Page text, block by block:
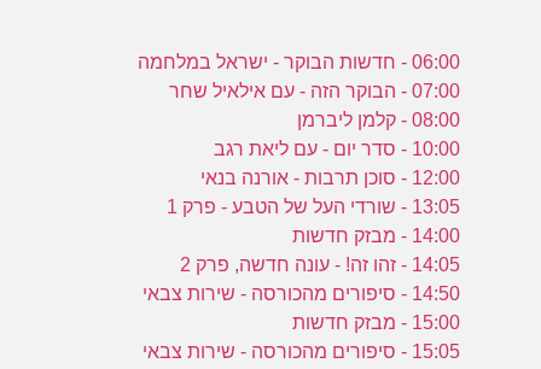
06:00 - חדשות הבוקר - ישראל במלחמה
07:00 - הבוקר הזה - עם אילאיל שחר
08:00 - קלמן ליברמן
10:00 - סדר יום - עם ליאת רגב
12:00 - סוכן תרבות - אורנה בנאי
13:05 - שורדי העל של הטבע - פרק 1
14:00 - מבזק חדשות
14:05 - זהו זה! - עונה חדשה, פרק 2
14:50 - סיפורים מהכורסה - שירות צבאי
15:00 - מבזק חדשות
15:05 - סיפורים מהכורסה - שירות צבאי